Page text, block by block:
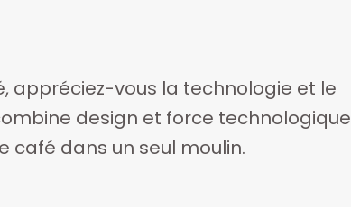
appréciez-vous la technologie et le
design et force technologique
café dans un seul moulin.